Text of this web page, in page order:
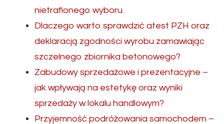
nietrafionego wyboru
Dlaczego warto sprawdzić atest PZH oraz
deklaracją zgodności wyrobu zamawiając
szczelnego zbiornika betonowego?
Zabudowy sprzedażowe i prezentacyjne –
jak wpływają na estetykę oraz wyniki
sprzedaży w lokalu handlowym?
Przyjemność podróżowania samochodem –